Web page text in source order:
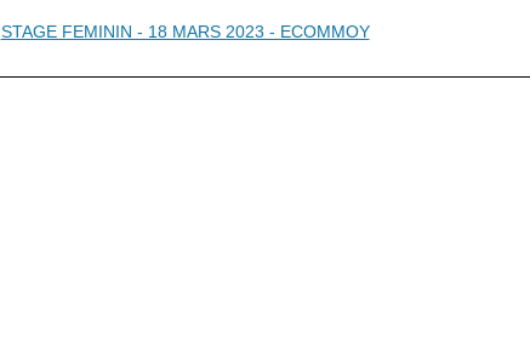
STAGE FEMININ - 18 MARS 2023 - ECOMMOY